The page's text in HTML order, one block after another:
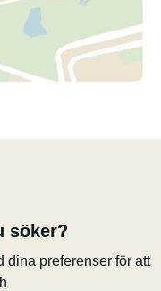
söker?
dina preferenser för att